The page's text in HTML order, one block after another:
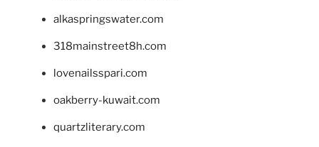
alkaspringswater.com
318mainstreet8h.com
lovenailsspari.com
oakberry-kuwait.com
quartzliterary.com